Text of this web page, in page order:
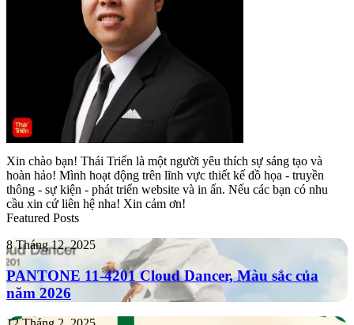
Xin chào bạn! Thái Triển là một người yêu thích sự sáng tạo và
hoàn hảo! Mình hoạt động trên lĩnh vực thiết kế đồ họa - truyền
thông - sự kiện - phát triển website và in ấn. Nếu các bạn có nhu
cầu xin cứ liên hệ nha! Xin cảm ơn!
Featured Posts
PANTONE
11-
4201
Cloud
Dancer,
Màu
8 Tháng 12, 2025
PANTONE 11-4201 Cloud Dancer, Màu sắc của
năm 2026